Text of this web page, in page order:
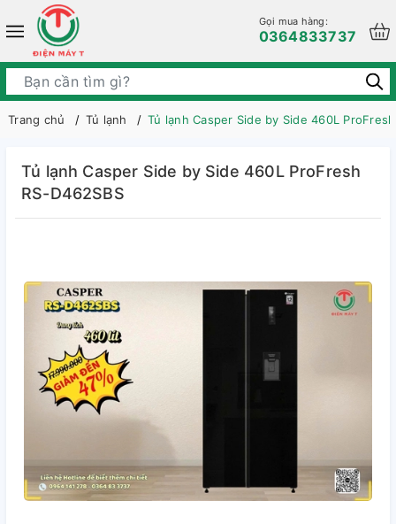
Gọi mua hàng:
0364833737
Trang chủ Tủ lạnh Tủ lạnh Casper Side by Side 460L ProFresh
Tủ lạnh Casper Side by Side 460L ProFresh
RS-D462SBS